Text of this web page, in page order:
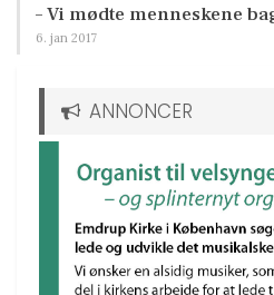
– Vi mødte menneskene
6. jan 2017
ANNONCER